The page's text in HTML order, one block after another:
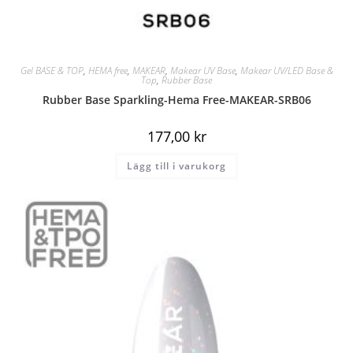
Gel BASE & TOP, HEMA free, MAKEAR, Makear UV Base, Makear UV/LED Base &
Top, Rubber Base
Rubber Base Sparkling-Hema Free-MAKEAR-SRB06
177,00 kr
Lägg till i varukorg